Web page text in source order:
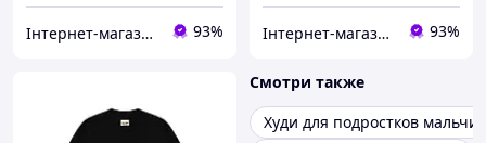
Інтернет-магазин Look 100 Clothes 93% Інтернет-магазин Look 100 Clothes 93%
Смотри также
Худи для подростков